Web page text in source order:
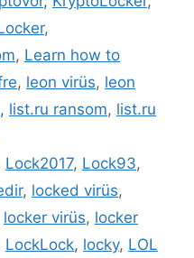
,
, Learn how to
, leon virüs, leon
, list.ru ransom, list.ru
Lock2017, Lock93,
, locked virüs,
locker virüs, locker
LockLock, locky, LOL